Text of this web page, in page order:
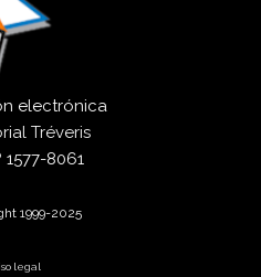
electrónica
Tréveris
1577-8061
1999-2025
legal